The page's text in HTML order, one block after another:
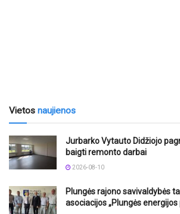
Vietos naujienos
Jurbarko Vytauto Didžiojo
baigti remonto darbai
2026-08-10
Plungės rajono savivaldybės
asociacijos „Plungės